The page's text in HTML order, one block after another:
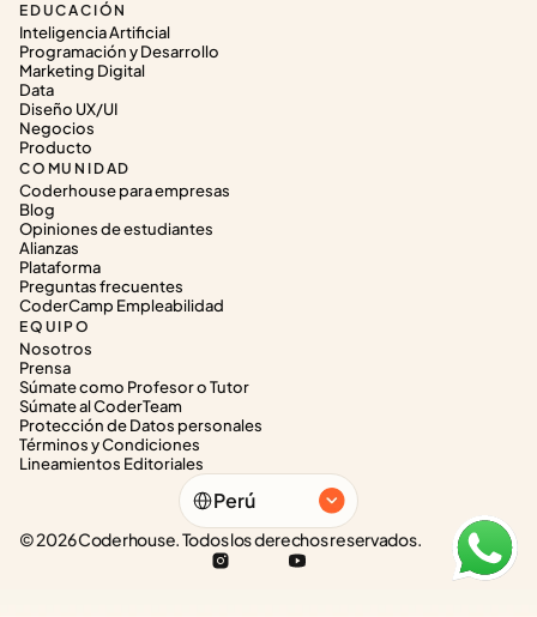
EDUCACIÓN
Inteligencia Artificial
Programación y Desarrollo
Marketing Digital
Data
Diseño UX/UI
Negocios
Producto
COMUNIDAD
Coderhouse para empresas
Blog
Opiniones de estudiantes
Alianzas
Plataforma
Preguntas frecuentes
CoderCamp Empleabilidad
EQUIPO
Nosotros
Prensa
Súmate como Profesor o Tutor
Súmate al CoderTeam
Protección de Datos personales
Términos y Condiciones
Lineamientos Editoriales
Select Language
Perú
© 2026 Coderhouse. Todos los derechos reservados.